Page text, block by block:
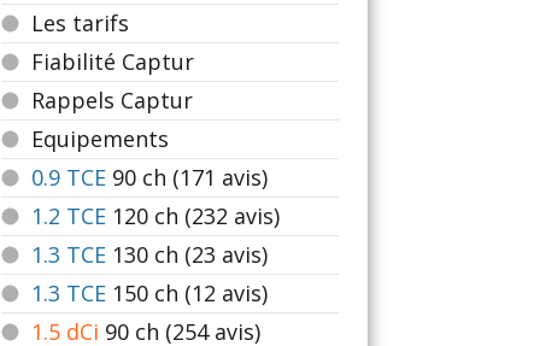
Les tarifs
Fiabilité Captur
Rappels Captur
Equipements
0.9 TCE 90 ch (171 avis)
1.2 TCE 120 ch (232 avis)
1.3 TCE 130 ch (23 avis)
1.3 TCE 150 ch (12 avis)
1.5 dCi 90 ch (254 avis)